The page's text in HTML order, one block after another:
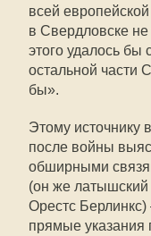
всей
в Свердловске
этого удалось бы
остальной части
бы».
Этому источнику
после войны
обширными
(он же латышский
Орестс
прямые указания